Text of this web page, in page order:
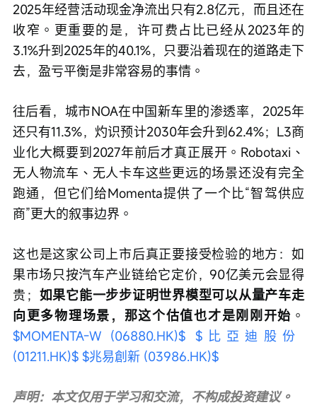
2025年经营活动现金净流出只有2.8亿元，而且还在
收窄。更重要的是，许可费占比已经从2023年的
3.1%升到2025年的40.1%，只要沿着现在的道路走下
去，盈亏平衡是非常容易的事情。
往后看，城市NOA在中国新车里的渗透率，2025年
还只有11.3%，灼识预计2030年会升到62.4%；L3商
业化大概要到2027年前后才真正展开。Robotaxi、
无人物流车、无人卡车这些更远的场景还没有完全
跑通，但它们给Momenta提供了一个比“智驾供应
商”更大的叙事边界。
这也是这家公司上市后真正要接受检验的地方：如
果市场只按汽车产业链给它定价，90亿美元会显得
贵； 如果它能一步步证明世界模型可以从量产车走
向更多物理场景，那这个估值也才是刚刚开始 。
$MOMENTA-W (06880.HK)$ $比亞迪股份
(01211.HK)$ $兆易創新 (03986.HK)$
声明：本文仅用于学习和交流，不构成投资建议。